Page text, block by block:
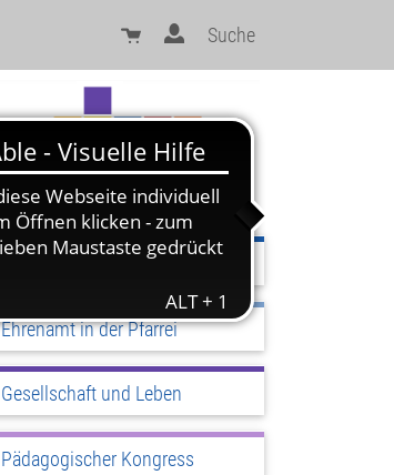
Suche
Sinn und Orientierung
Ehrenamt in der Pfarrei
Gesellschaft und Leben
Pädagogischer Kongress